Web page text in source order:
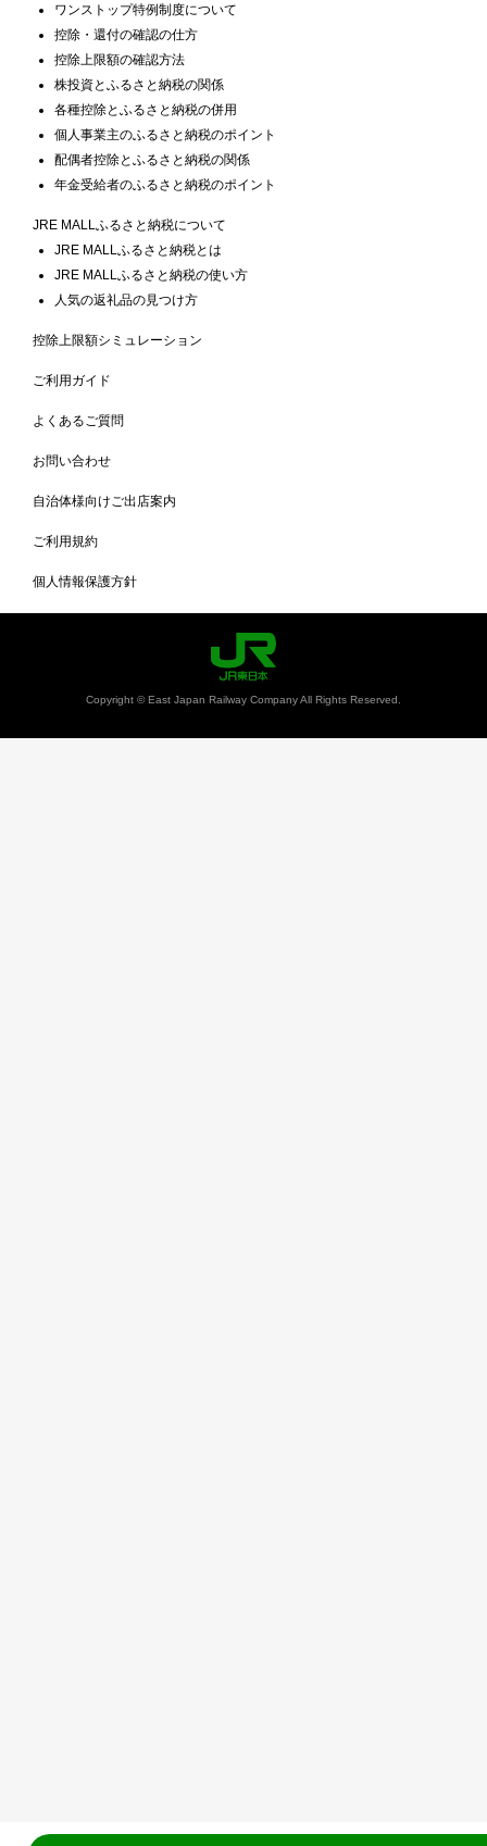
ワンストップ特例制度について
控除・還付の確認の仕方
控除上限額の確認方法
株投資とふるさと納税の関係
各種控除とふるさと納税の併用
個人事業主のふるさと納税のポイント
配偶者控除とふるさと納税の関係
年金受給者のふるさと納税のポイント
JRE MALLふるさと納税について
JRE MALLふるさと納税とは
JRE MALLふるさと納税の使い方
人気の返礼品の見つけ方
控除上限額シミュレーション
ご利用ガイド
よくあるご質問
お問い合わせ
自治体様向けご出店案内
ご利用規約
個人情報保護方針
Copyright © East Japan Railway Company All Rights Reserved.